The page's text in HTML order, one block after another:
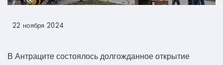
22 ноября 2024
В Антраците состоялось долгожданное открытие